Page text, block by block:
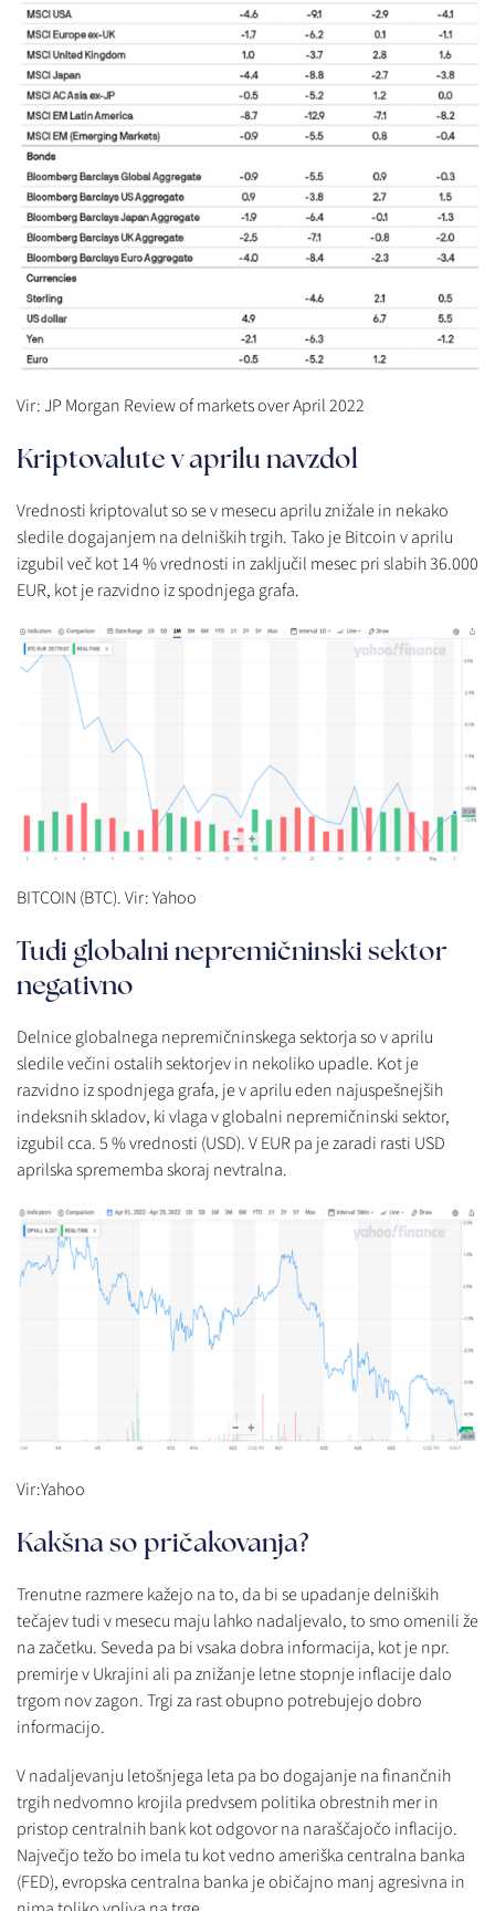
Vir: JP Morgan Review of markets over April 2022
Kriptovalute v aprilu navzdol
Vrednosti kriptovalut so se v mesecu aprilu znižale in nekako
sledile dogajanjem na delniških trgih. Tako je Bitcoin v aprilu
izgubil več kot 14 % vrednosti in zaključil mesec pri slabih 36.000
EUR, kot je razvidno iz spodnjega grafa.
BITCOIN (BTC). Vir: Yahoo
Tudi globalni nepremičninski sektor
negativno
Delnice globalnega nepremičninskega sektorja so v aprilu
sledile večini ostalih sektorjev in nekoliko upadle. Kot je
razvidno iz spodnjega grafa, je v aprilu eden najuspešnejših
indeksnih skladov, ki vlaga v globalni nepremičninski sektor,
izgubil cca. 5 % vrednosti (USD). V EUR pa je zaradi rasti USD
aprilska sprememba skoraj nevtralna.
Vir:Yahoo
Kakšna so pričakovanja?
Trenutne razmere kažejo na to, da bi se upadanje delniških
tečajev tudi v mesecu maju lahko nadaljevalo, to smo omenili že
na začetku. Seveda pa bi vsaka dobra informacija, kot je npr.
premirje v Ukrajini ali pa znižanje letne stopnje inflacije dalo
trgom nov zagon. Trgi za rast obupno potrebujejo dobro
informacijo.
V nadaljevanju letošnjega leta pa bo dogajanje na finančnih
trgih nedvomno krojila predvsem politika obrestnih mer in
pristop centralnih bank kot odgovor na naraščajočo inflacijo.
Največjo težo bo imela tu kot vedno ameriška centralna banka
(FED), evropska centralna banka je običajno manj agresivna in